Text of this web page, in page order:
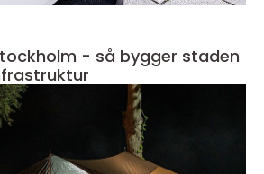
- så bygger staden